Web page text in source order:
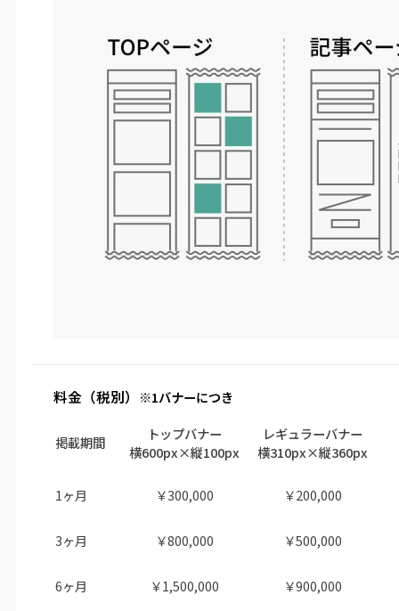
料金（税別） ※1バナーにつき
掲載期間
トップバナー
横600px×縦100px
レギュラーバナー
横310px×縦360px
1ヶ月 ￥300,000 ￥200,000
3ヶ月 ￥800,000 ￥500,000
6ヶ月 ￥1,500,000 ￥900,000